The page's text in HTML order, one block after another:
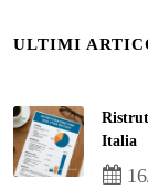
ULTIMI
Italia